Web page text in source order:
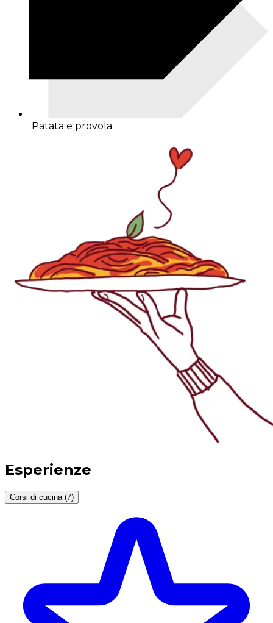
Patata e provola
Esperienze
Corsi di cucina (7)